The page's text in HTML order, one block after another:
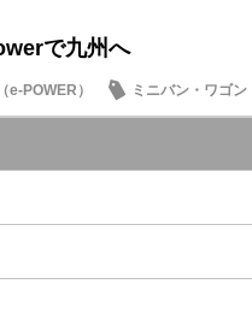
で九州へ
e-POWER）
ミニバン・ワゴン
イス